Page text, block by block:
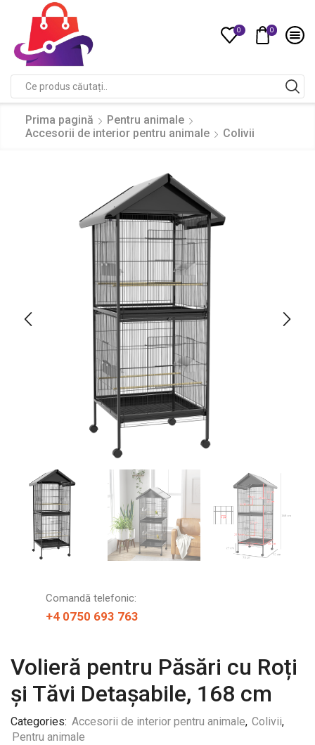
0 0
input
Prima pagină
Pentru animale
Accesorii de interior pentru animale
Colivii
Comandă telefonic:
+4 0750 693 763
Volieră pentru Păsări cu Roți
și Tăvi Detașabile, 168 cm
Categories: Accesorii de interior pentru animale, Colivii,
Pentru animale